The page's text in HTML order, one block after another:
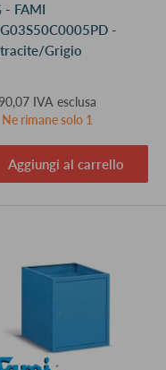
- FAMI
-
Grigio
IVA esclusa
Ne rimane solo 1
Aggiungi al carrello